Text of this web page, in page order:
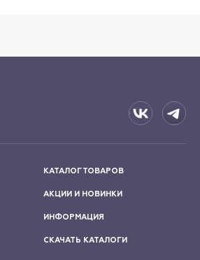
КАТАЛОГ ТОВАРОВ
АКЦИИ И НОВИНКИ
ИНФОРМАЦИЯ
СКАЧАТЬ КАТАЛОГИ